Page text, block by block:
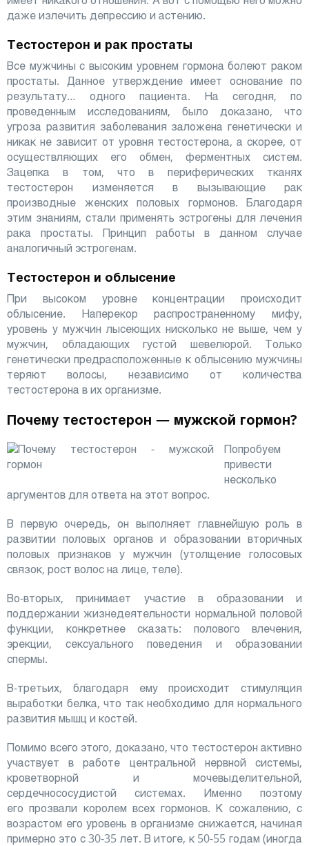
даже излечить депрессию и астению.
Тестостерон и рак простаты
Все мужчины с высоким уровнем гормона болеют раком
простаты. Данное утверждение имеет основание по
результату… одного пациента. На сегодня, по
проведенным исследованиям, было доказано, что
угроза развития заболевания заложена генетически и
никак не зависит от уровня тестостерона, а скорее, от
осуществляющих его обмен, ферментных систем.
Зацепка в том, что в периферических тканях
тестостерон изменяется в вызывающие рак
производные женских половых гормонов. Благодаря
этим знаниям, стали применять эстрогены для лечения
рака простаты. Принцип работы в данном случае
аналогичный эстрогенам.
Тестостерон и облысение
При высоком уровне концентрации происходит
облысение. Наперекор распространенному мифу,
уровень у мужчин лысеющих нисколько не выше, чем у
мужчин, обладающих густой шевелюрой. Только
генетически предрасположенные к облысению мужчины
теряют волосы, независимо от количества
тестостерона в их организме.
Почему тестостерон — мужской гормон?
Попробуем
привести
несколько
аргументов для ответа на этот вопрос.
В первую очередь, он выполняет главнейшую роль в
развитии половых органов и образовании вторичных
половых признаков у мужчин (утолщение голосовых
связок, рост волос на лице, теле).
Во-вторых, принимает участие в образовании и
поддержании жизнедеятельности нормальной половой
функции, конкретнее сказать: полового влечения,
эрекции, сексуального поведения и образовании
спермы.
В-третьих, благодаря ему происходит стимуляция
выработки белка, что так необходимо для нормального
развития мышц и костей.
Помимо всего этого, доказано, что тестостерон активно
участвует в работе центральной нервной системы,
кроветворной и мочевыделительной,
сердечнососудистой системах. Именно поэтому
его прозвали королем всех гормонов. К сожалению, с
возрастом его уровень в организме снижается, начиная
примерно это с 30-35 лет. В итоге, к 50-55 годам (иногда